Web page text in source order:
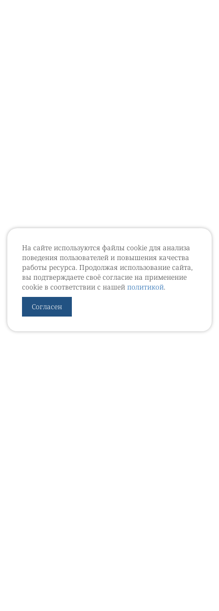
На сайте используются файлы cookie для анализа
поведения пользователей и повышения качества
работы ресурса. Продолжая использование сайта,
вы подтверждаете своё согласие на применение
cookie в соответствии с нашей политикой.
Согласен